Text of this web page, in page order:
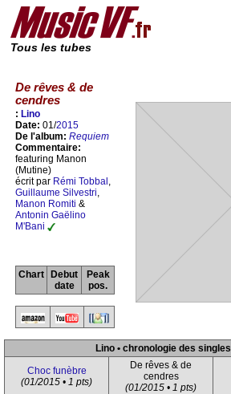
Tous les tubes
De rêves & de
cendres
: Lino
Date: 01/2015
De l'album: Requiem
Commentaire:
featuring Manon
(Mutine)
écrit par Rémi Tobbal ,
Guillaume Silvestri,
Manon Romiti &
Antonin Gaëlino
M'Bani
Chart
Debut
date
Peak
pos.
Lino • chronologie des singles
Choc funèbre
(01/2015 • 1 pts)
De rêves & de
cendres
(01/2015 • 1 pts)